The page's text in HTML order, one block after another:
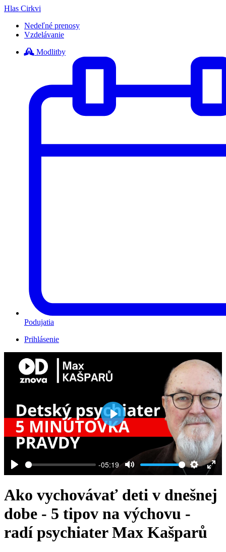
Hlas Cirkvi
Nedeľné prenosy
Vzdelávanie
Modlitby
Podujatia
Prihlásenie
Play
-05:19
Mute Settings
Play
Ako vychovávať deti v dnešnej
dobe - 5 tipov na výchovu -
radí psychiater Max Kašparů